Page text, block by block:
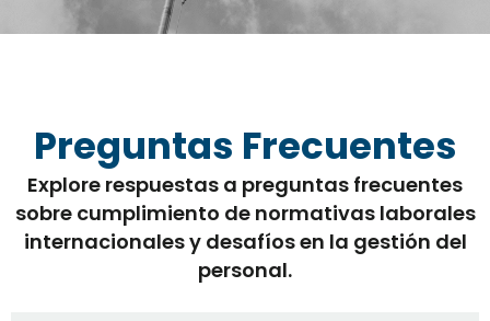
Preguntas Frecuentes
Explore respuestas a preguntas frecuentes
sobre cumplimiento de normativas laborales
internacionales y desafíos en la gestión del
personal.